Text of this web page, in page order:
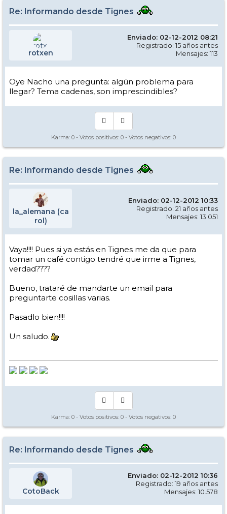
Re: Informando desde Tignes
rotxen
Enviado: 02-12-2012 08:21
Registrado: 15 años antes
Mensajes: 113
Oye Nacho una pregunta: algún problema para
llegar? Tema cadenas, son imprescindibles?
Karma: 0 - Votos positivos: 0 - Votos negativos: 0
Re: Informando desde Tignes
la_alemana (ca
rol)
Enviado: 02-12-2012 10:33
Registrado: 21 años antes
Mensajes: 13.051
Vaya!!!! Pues si ya estás en Tignes me da que para
tomar un café contigo tendré que irme a Tignes,
verdad????
Bueno, trataré de mandarte un email para
preguntarte cosillas varias.
Pasadlo bien!!!!
Un saludo.
Karma: 0 - Votos positivos: 0 - Votos negativos: 0
Re: Informando desde Tignes
CotoBack
Enviado: 02-12-2012 10:36
Registrado: 19 años antes
Mensajes: 10.578